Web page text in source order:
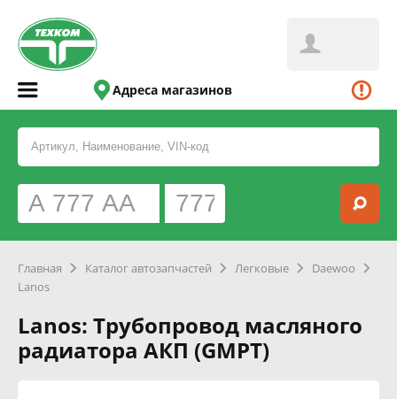
Адреса магазинов
Главная Каталог автозапчастей Легковые
Daewoo
Lanos
Lanos: Трубопровод масляного
радиатора АКП (GMPT)